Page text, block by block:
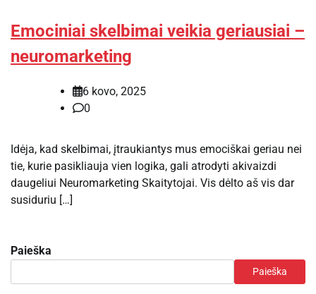
Emociniai skelbimai veikia geriausiai –
neuromarketing
6 kovo, 2025
0
Idėja, kad skelbimai, įtraukiantys mus emociškai geriau nei
tie, kurie pasikliauja vien logika, gali atrodyti akivaizdi
daugeliui Neuromarketing Skaitytojai. Vis dėlto aš vis dar
susiduriu […]
Paieška
Paieška